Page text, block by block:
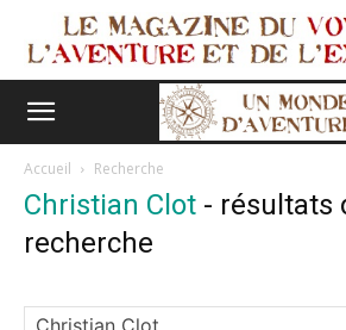
Accueil Recherche
Christian Clot - résultats
recherche